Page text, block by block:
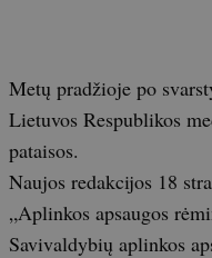
Metų pradžioje po
Lietuvos Respublikos
pataisos.
Naujos redakcijos 18
„Aplinkos apsaugos
Savivaldybių aplinkos